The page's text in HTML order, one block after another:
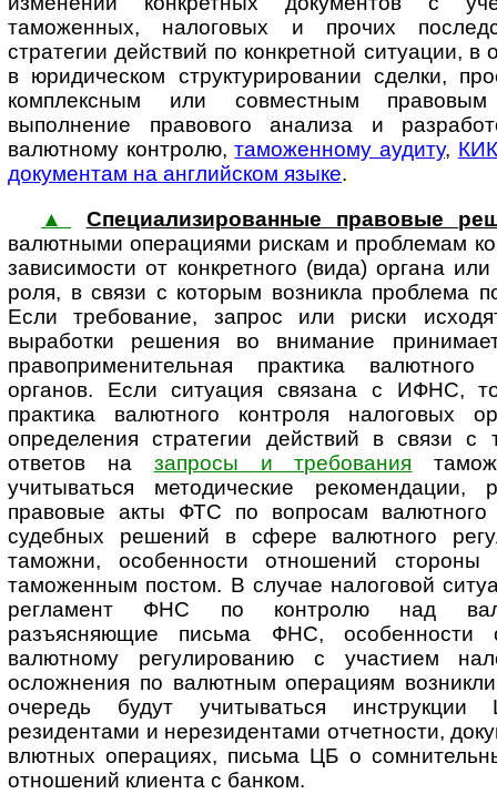
таможенных, налоговых и прочих
стратегии действий по конкретной ситуации, в
в юридическом структурировании сделки,
комплексным или совместным
выполнение правового анализа и
валютному конт­ролю,таможенному аудиту, КИК
документам на английском языке.
▲
Специализированные правовые
валютными операциями рискам и про­б­ле­мам
зависимости от конкретного (вида) органа
роля, в связи с которым возникла проблема
Если требование, запрос или риски
выработки решения во внимание
правоприменительная практика
органов. Если ситуация связана с ИФНС,
практика валютного конт­роля налоговых
определения стратегии действий в связи с
ответов на запросы и требования
учитываться ме­то­ди­чес­кие рекомендации,
правовые акты ФТС по вопросам валютного
судебных решений в сфере валютного
таможни, особенности отношений стороны
таможенным постом. В случае налоговой
регламент ФНС по конт­ролю над
разъясняющие письма ФНС, особенности
валютному ре­гу­ли­ро­ва­нию с участием
осложнения по валютным операциям
очередь будут учитываться
резидентами и нерезидентами отчетности,
влютных операциях, письма ЦБ о
отношений клиента с банком.